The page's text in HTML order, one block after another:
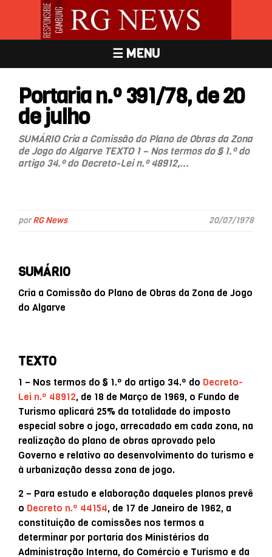
☰ MENU
Portaria n.º 391/78, de 20
de julho
SUMÁRIO Cria a Comissão do Plano de Obras da Zona
de Jogo do Algarve TEXTO 1 – Nos termos do § 1.º do
artigo 34.º do Decreto-Lei n.º 48912,...
porRG News 20/07/1978
SUMÁRIO
Cria a Comissão do Plano de Obras da Zona de Jogo
do Algarve
TEXTO
1 – Nos termos do § 1.º do artigo 34.º do Decreto-
Lei n.º 48912, de 18 de Março de 1969, o Fundo de
Turismo aplicará 25% da totalidade do imposto
especial sobre o jogo, arrecadado em cada zona, na
realização do plano de obras aprovado pelo
Governo e relativo ao desenvolvimento do turismo e
à urbanização dessa zona de jogo.
2 – Para estudo e elaboração daqueles planos prevê
o Decreto n.º 44154, de 17 de Janeiro de 1962, a
constituição de comissões nos termos a
determinar por portaria dos Ministérios da
Administração Interna, do Comércio e Turismo e da